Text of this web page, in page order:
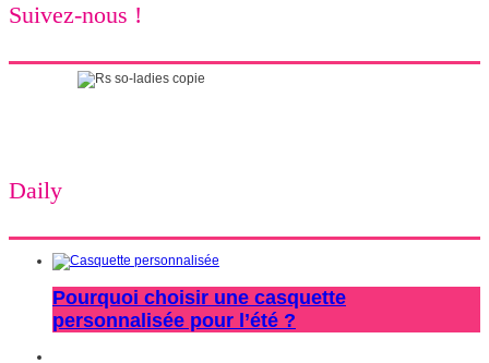
Suivez-nous !
Daily
Pourquoi choisir une casquette
personnalisée pour l’été ?